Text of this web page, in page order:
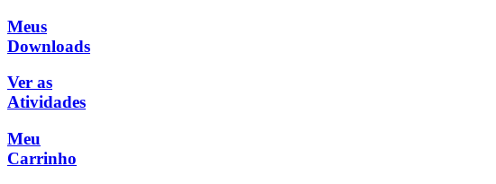
Meus
Downloads
Ver as
Atividades
Meu
Carrinho